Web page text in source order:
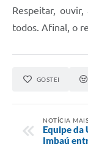
Respeitar,
todos. Afinal, o
GOSTEI
NOTÍCIA
Equipe da
Imbaú